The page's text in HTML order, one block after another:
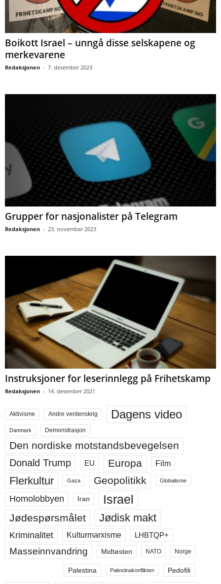
Boikott Israel – unngå disse selskapene og
merkevarene
Redaksjonen - 7. desember 2023
Grupper for nasjonalister på Telegram
Redaksjonen - 23. november 2023
Instruksjoner for leserinnlegg på Frihetskamp
Redaksjonen - 14. desember 2021
Aktivisme Andre verdenskrig Dagens video
Danmark Demonstrasjon
Den nordiske motstandsbevegelsen
Donald Trump EU Europa Film
Flerkultur Gaza Geopolitikk Globalisme
Homolobbyen Iran Israel
Jødespørsmålet Jødisk makt
Kriminalitet Kulturmarxisme LHBTQP+
Masseinnvandring Midtøsten NATO Norge
Palestina Palestinakonflikten Pedofili